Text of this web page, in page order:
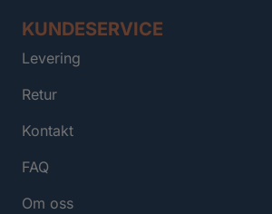
KUNDESERVICE
Levering
Retur
Kontakt
FAQ
Om oss